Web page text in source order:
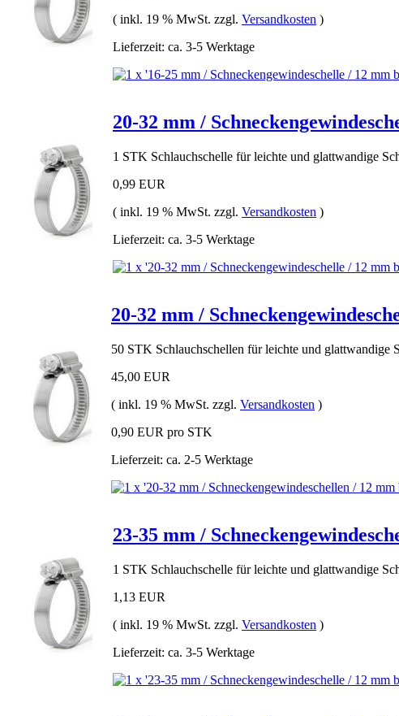
( inkl. 19 % MwSt. zzgl. Versandkosten )
Lieferzeit: ca. 3-5 Werktage
20-32 mm /
1 STK Schlauchschelle für leichte und glattwandige
0,99 EUR
( inkl. 19 % MwSt. zzgl. Versandkosten )
Lieferzeit: ca. 3-5 Werktage
20-32 mm /
50 STK Schlauchschellen für leichte und glattwandige
45,00 EUR
( inkl. 19 % MwSt. zzgl. Versandkosten )
0,90 EUR pro STK
Lieferzeit: ca. 2-5 Werktage
23-35 mm /
1 STK Schlauchschelle für leichte und glattwandige
1,13 EUR
( inkl. 19 % MwSt. zzgl. Versandkosten )
Lieferzeit: ca. 3-5 Werktage